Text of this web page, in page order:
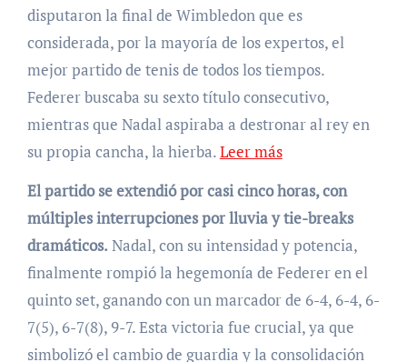
disputaron la final de Wimbledon que es
considerada, por la mayoría de los expertos, el
mejor partido de tenis de todos los tiempos.
Federer buscaba su sexto título consecutivo,
mientras que Nadal aspiraba a destronar al rey en
su propia cancha, la hierba.Leer más
El partido se extendió por casi cinco horas, con
múltiples interrupciones por lluvia y tie-breaks
dramáticos. Nadal, con su intensidad y potencia,
finalmente rompió la hegemonía de Federer en el
quinto set, ganando con un marcador de 6-4, 6-4, 6-
7(5), 6-7(8), 9-7. Esta victoria fue crucial, ya que
simbolizó el cambio de guardia y la consolidación